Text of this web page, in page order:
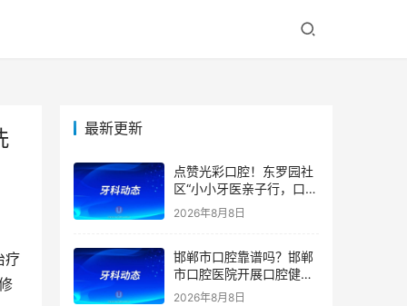
疗
最新更新
点赞光彩口腔！东罗园社
区“小小牙医亲子行，口腔
健康伴成长”亲子活动
2026年8月8日
邯郸市口腔靠谱吗？邯郸
市口腔医院开展口腔健康
宣教公益活动
2026年8月8日